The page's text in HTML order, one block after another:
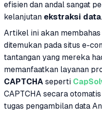
efisien dan andal sangat
kelanjutan ekstraksi data.
Artikel ini akan membahas
ditemukan pada situs e-
tantangan yang mereka
memanfaatkan layanan
CAPTCHA seperti
CAPTCHA secara
tugas pengambilan data